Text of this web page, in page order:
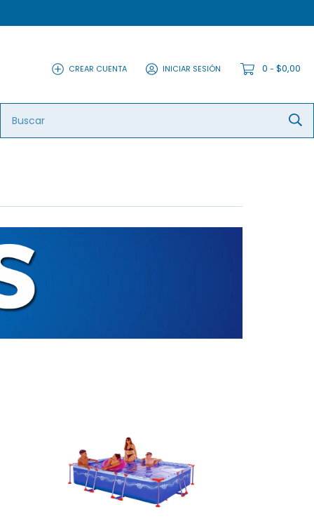
CREAR CUENTA INICIAR SESIÓN 0 - $0,00